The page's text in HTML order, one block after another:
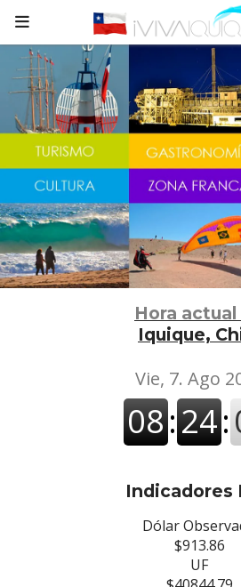
Hora actual
Iquique,
Indicadores
Dólar
$913.86
UF